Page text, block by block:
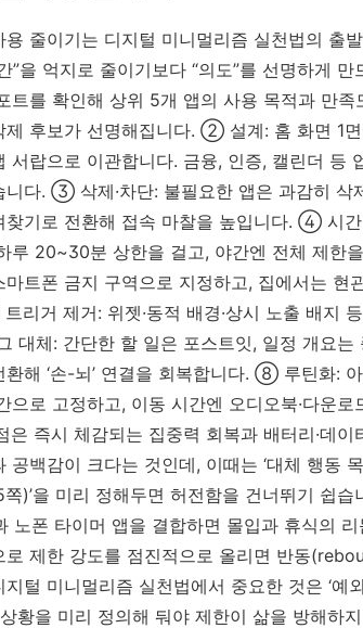
용 줄이기는 디지털 미니멀리즘 실천법의 출
”을 억지로 줄이기보다 “의도”를 선명하게
트를 확인해 상위 5개 앱의 사용 목적과 만
제 후보가 선명해집니다. ② 설계: 홈 화면 1
서랍으로 이관합니다. 금융, 인증, 캘린더 등
니다. ③ 삭제·차단: 불필요한 앱은 과감히 삭
찾기로 전환해 접속 마찰을 높입니다. ④ 시
루 20~30분 상한을 걸고, 야간엔 전체 제한
마트폰 금지 구역으로 지정하고, 집에서는 현
리거 제거: 위젯·동적 배경·상시 노출 배지
체: 간단한 할 일은 포스트잇, 일정 개요는
환해 ‘손-뇌’ 연결을 회복합니다. ⑧ 루틴화:
으로 고정하고, 이동 시간엔 오디오북·다운
은 즉시 체감되는 집중력 회복과 배터리·데
공백감이 크다는 것인데, 이때는 ‘대체 행동
)’을 미리 정해두면 허전함을 건너뛰기 쉽
노폰 타이머 앱을 결합하면 몰입과 휴식의
로 제한 강도를 점진적으로 올리면 반동
지털 미니멀리즘 실천법에서 중요한 것은 ‘예
황을 미리 정의해 둬야 제한이 삶을 방해하